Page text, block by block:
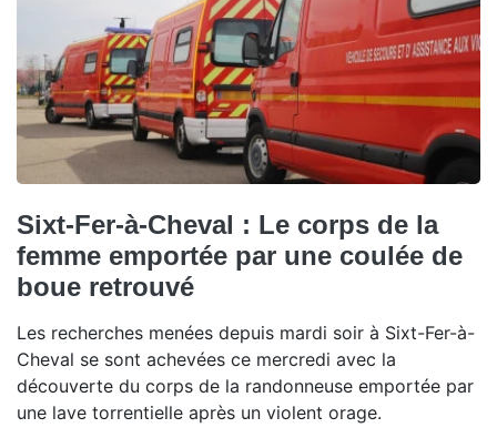
Sixt-Fer-à-Cheval : Le corps de la
femme emportée par une coulée de
boue retrouvé
Les recherches menées depuis mardi soir à Sixt-Fer-à-
Cheval se sont achevées ce mercredi avec la
découverte du corps de la randonneuse emportée par
une lave torrentielle après un violent orage.